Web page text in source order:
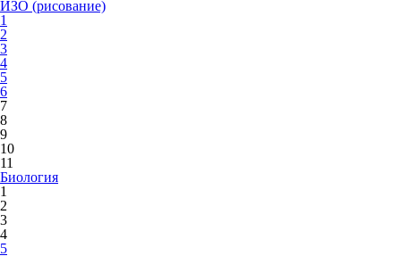
ИЗО (рисование)
1
2
3
4
5
6
7
8
9
10
11
Биология
1
2
3
4
5